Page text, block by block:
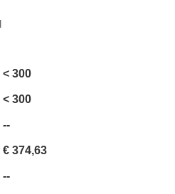
< 300
< 300
--
€ 374,63
--